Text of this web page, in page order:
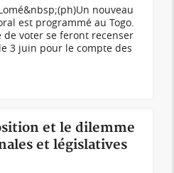
nouveau
est programmé au Togo.
de voter se feront recenser
3 juin pour le compte des
et le dilemme
et législatives